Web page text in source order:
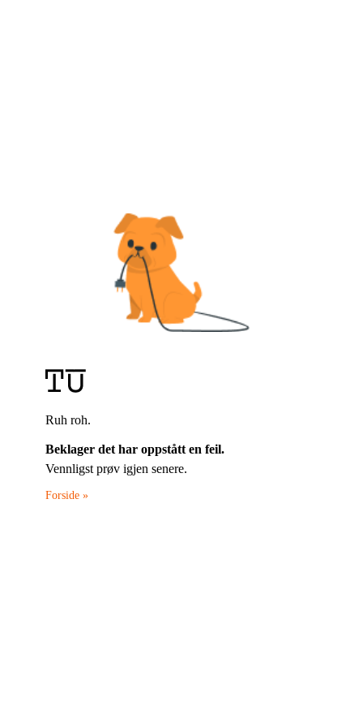
Ruh roh.
Beklager det har oppstått en feil.
Vennligst prøv igjen senere.
Forside »